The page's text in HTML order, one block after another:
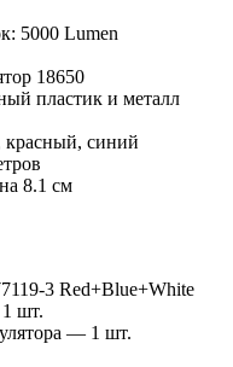
5000 Lumen
18650
пластик и металл
красный, синий
8.1 см
3 Red+Blue+White
шт.
— 1 шт.